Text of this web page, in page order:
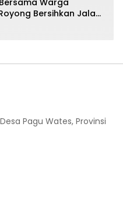
Bersihkan Jalan
Pagu Wates, Provinsi